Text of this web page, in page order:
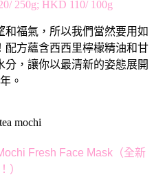
250g; HKD 110/ 100g
福氣， 所以我們當然要用如
配方蘊含西西里檸檬精油和甘
， 讓你以最清新的姿態展開
。
Fresh Face Mask（全新
）